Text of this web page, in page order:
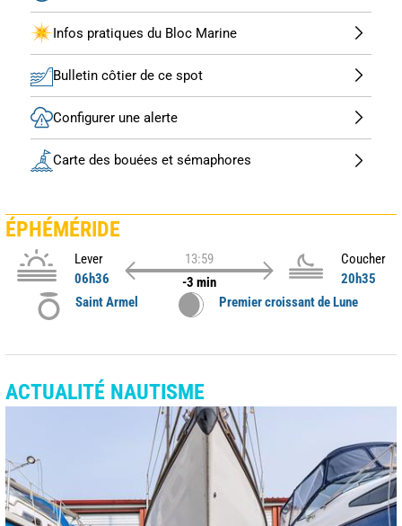
Infos pratiques du Bloc Marine
Bulletin côtier de ce spot
Configurer une alerte
Carte des bouées et sémaphores
ÉPHÉMÉRIDE
Lever
06h36
13:59
-3 min
Coucher
20h35
Saint Armel
Premier croissant de Lune
ACTUALITÉ NAUTISME